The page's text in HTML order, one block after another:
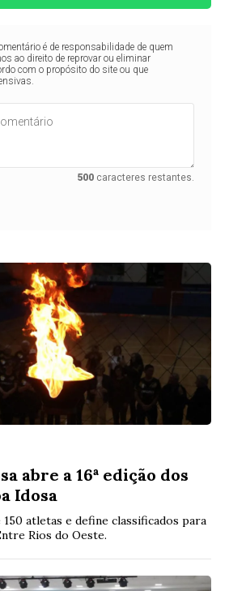
é de responsabilidade de quem
ao direito de reprovar ou eliminar
com o propósito do site ou que
500 caracteres restantes.
abre a 16ª edição dos
Idosa
atletas e define classificados para
Rios do Oeste.